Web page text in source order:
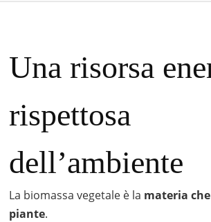
Una risorsa
rispettosa
dell’ambiente
La biomassa vegetale è la materia
piante.